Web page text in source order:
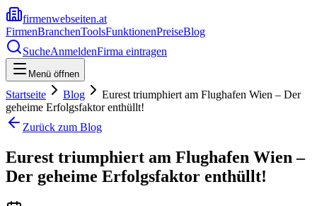
firmenwebseiten.at
FirmenBranchenToolsFunktionenPreiseBlog
SucheAnmeldenFirma eintragen
Menü öffnen
Startseite Blog
Eurest triumphiert am Flughafen Wien – Der
geheime Erfolgsfaktor enthüllt!
Zurück zum Blog
Eurest triumphiert am Flughafen Wien –
Der geheime Erfolgsfaktor enthüllt!